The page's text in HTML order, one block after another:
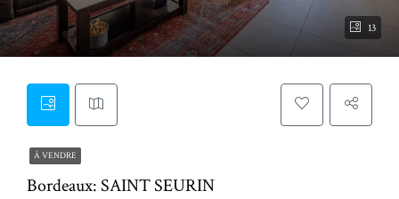
13
À VENDRE
Bordeaux: SAINT SEURIN